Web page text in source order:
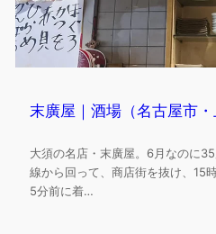
末廣屋｜酒場（名古屋市・
大須の名店・末廣屋。6月なのに
線から回って、商店街を抜け、15
5分前に着…